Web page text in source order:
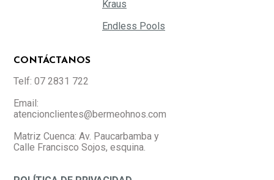
Kraus
Endless Pools
CONTÁCTANOS
Telf: 07 2831 722
Email:
atencionclientes@bermeohnos.com
Matriz Cuenca: Av. Paucarbamba y
Calle Francisco Sojos, esquina.